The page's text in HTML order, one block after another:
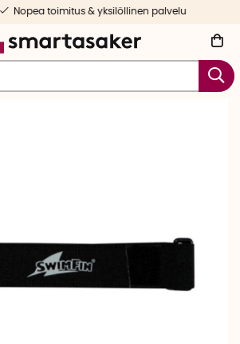
toimitus & yksilöllinen palvelu